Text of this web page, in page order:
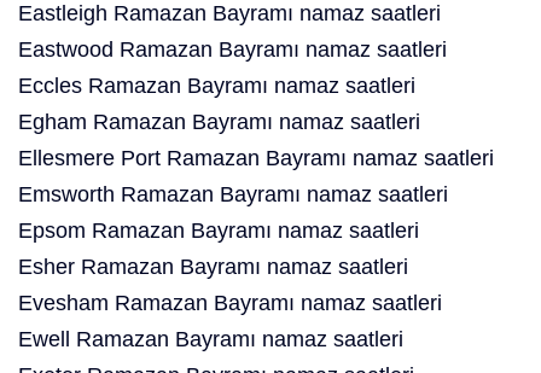
Eastleigh Ramazan Bayramı namaz saatleri
Eastwood Ramazan Bayramı namaz saatleri
Eccles Ramazan Bayramı namaz saatleri
Egham Ramazan Bayramı namaz saatleri
Ellesmere Port Ramazan Bayramı namaz saatleri
Emsworth Ramazan Bayramı namaz saatleri
Epsom Ramazan Bayramı namaz saatleri
Esher Ramazan Bayramı namaz saatleri
Evesham Ramazan Bayramı namaz saatleri
Ewell Ramazan Bayramı namaz saatleri